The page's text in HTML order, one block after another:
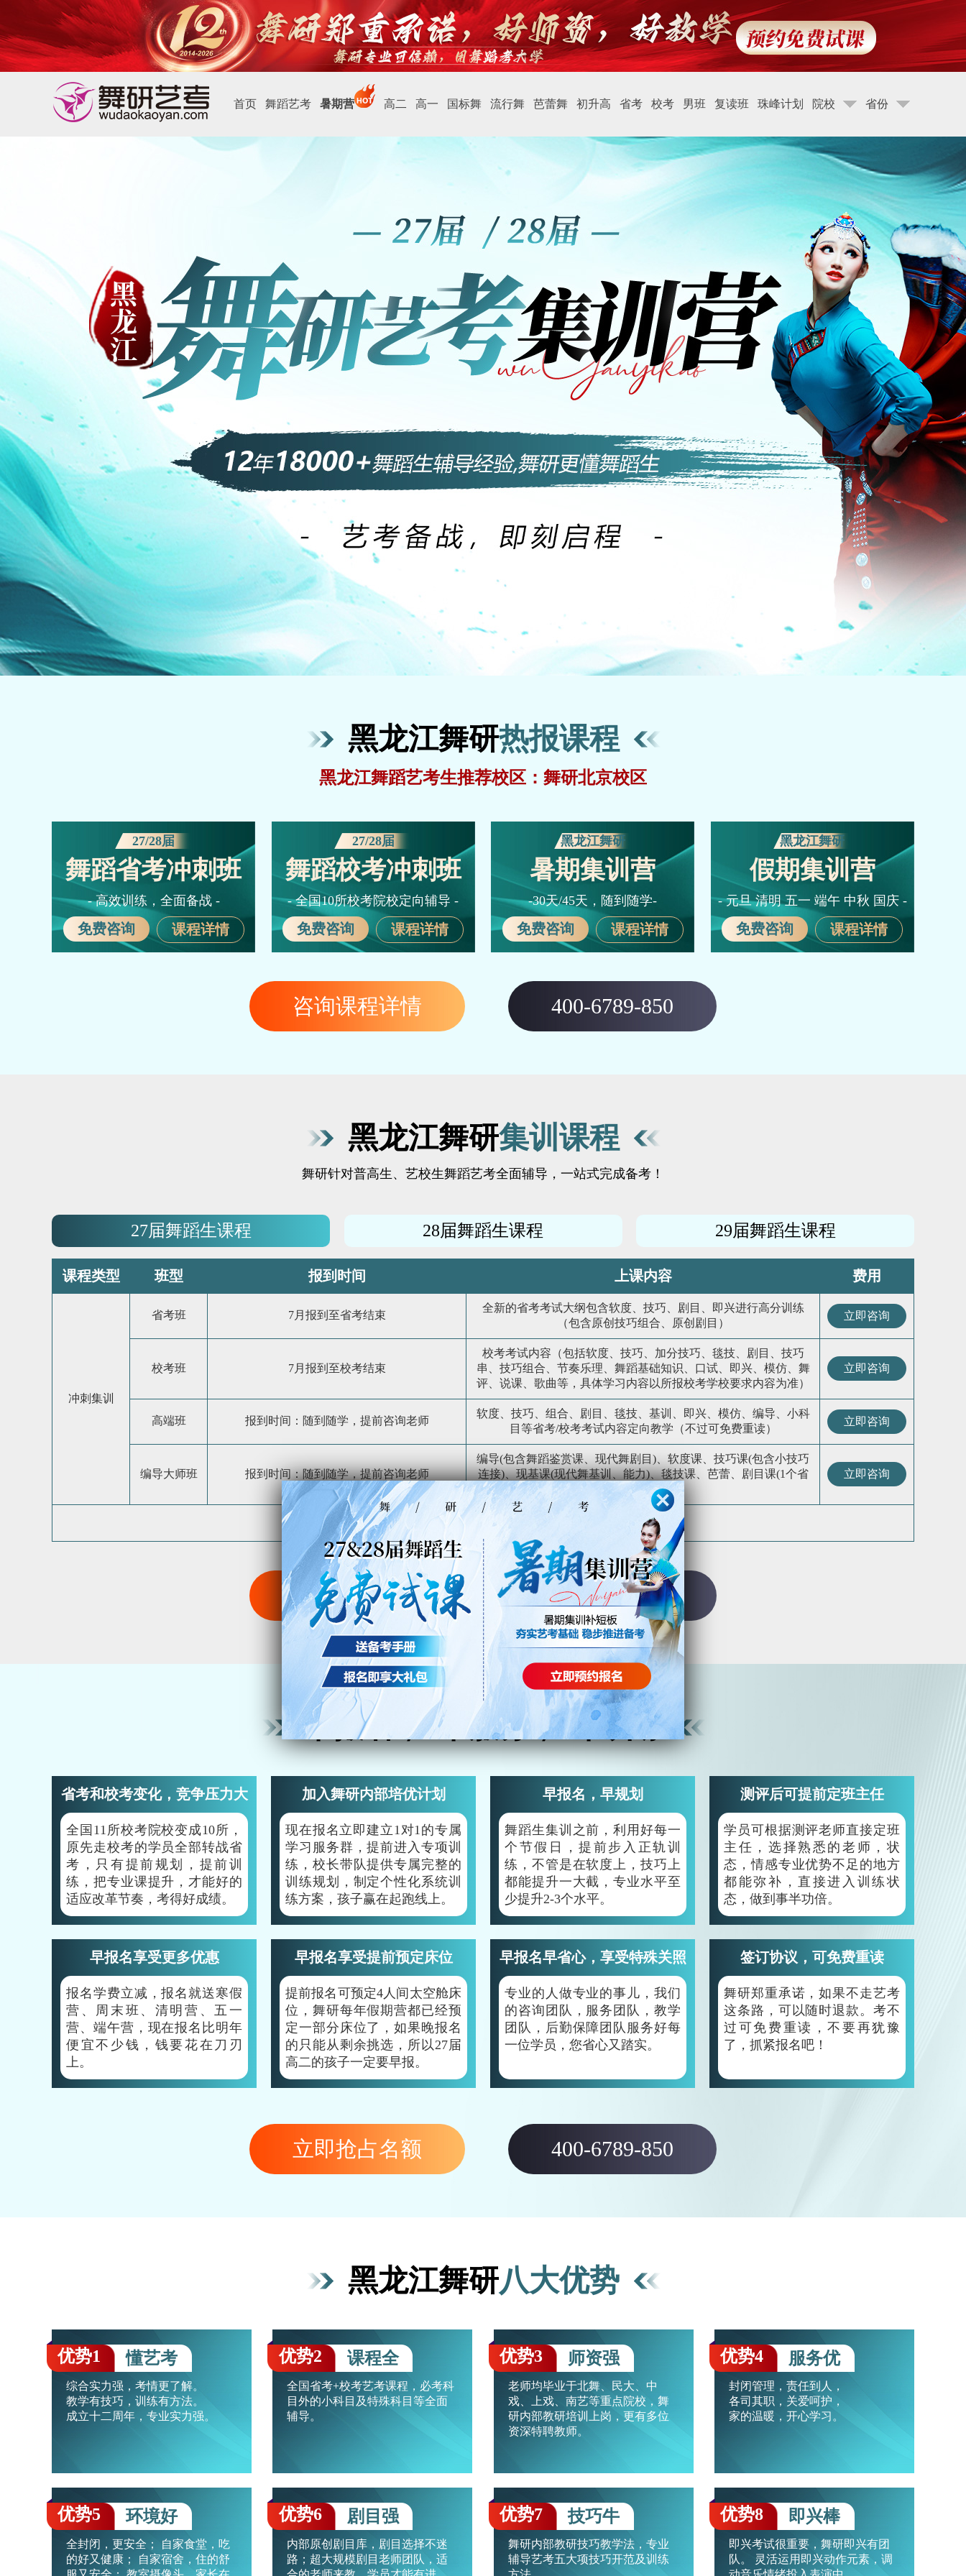
首页 舞蹈艺考 暑期营 高二 高一 国标舞 流行舞 芭蕾舞 初升高 省考 校考 男班 复读班 珠峰计划 院校 省份
黑龙江舞研热报课程
黑龙江舞蹈艺考生推荐校区：舞研北京校区
27/28届
舞蹈省考冲刺班
- 高效训练，全面备战 -
免费咨询 课程详情
27/28届
舞蹈校考冲刺班
- 全国10所校考院校定向辅导 -
免费咨询 课程详情
黑龙江舞研
暑期集训营
-30天/45天，随到随学-
免费咨询 课程详情
黑龙江舞研
假期集训营
- 元旦 清明 五一 端午 中秋 国庆 -
免费咨询 课程详情
咨询课程详情 400-6789-850
黑龙江舞研集训课程
舞研针对普高生、艺校生舞蹈艺考全面辅导，一站式完成备考！
27届舞蹈生课程 28届舞蹈生课程 29届舞蹈生课程
课程类型 班型 报到时间 上课内容 费用
冲刺集训
省考班 7月报到至省考结束
全新的省考考试大纲包含软度、技巧、剧目、即兴进行高分训练
（包含原创技巧组合、原创剧目）
立即咨询
校考班 7月报到至校考结束
校考考试内容（包括软度、技巧、加分技巧、毯技、剧目、技巧
串、技巧组合、节奏乐理、舞蹈基础知识、口试、即兴、模仿、舞
评、说课、歌曲等，具体学习内容以所报校考学校要求内容为准）
立即咨询
高端班 报到时间：随到随学，提前咨询老师
软度、技巧、组合、剧目、毯技、基训、即兴、模仿、编导、小科
目等省考/校考考试内容定向教学（不过可免费重读）
立即咨询
编导大师班 报到时间：随到随学，提前咨询老师
编导(包含舞蹈鉴赏课、现代舞剧目)、软度课、技巧课(包含小技巧
连接)、现基课(现代舞基训、能力)、毯技课、芭蕾、剧目课(1个省
考剧目)
立即咨询
舞研创始人薛老师郑重承诺：助力孩子实现舞蹈梦
报名试课体验 400-6789-850
早报名， 早服务， 早训练
省考和校考变化，竞争压力大
全国11所校考院校变成10所，
原先走校考的学员全部转战省
考，只有提前规划，提前训
练，把专业课提升，才能好的
适应改革节奏，考得好成绩。
加入舞研内部培优计划
现在报名立即建立1对1的专属
学习服务群，提前进入专项训
练，校长带队提供专属完整的
训练规划，制定个性化系统训
练方案，孩子赢在起跑线上。
早报名，早规划
舞蹈生集训之前，利用好每一
个节假日，提前步入正轨训
练，不管是在软度上，技巧上
都能提升一大截，专业水平至
少提升2-3个水平。
测评后可提前定班主任
学员可根据测评老师直接定班
主任，选择熟悉的老师，状
态，情感专业优势不足的地方
都能弥补，直接进入训练状
态，做到事半功倍。
早报名享受更多优惠
报名学费立减，报名就送寒假
营、周末班、清明营、五一
营、端午营，现在报名比明年
便宜不少钱，钱要花在刀刃
上。
早报名享受提前预定床位
提前报名可预定4人间太空舱床
位，舞研每年假期营都已经预
定一部分床位了，如果晚报名
的只能从剩余挑选，所以27届
高二的孩子一定要早报。
早报名早省心，享受特殊关照
专业的人做专业的事儿，我们
的咨询团队，服务团队，教学
团队，后勤保障团队服务好每
一位学员，您省心又踏实。
签订协议，可免费重读
舞研郑重承诺，如果不走艺考
这条路，可以随时退款。考不
过可免费重读，不要再犹豫
了，抓紧报名吧！
立即抢占名额 400-6789-850
黑龙江舞研八大优势
优势1 懂艺考
综合实力强，考情更了解。
教学有技巧，训练有方法。
成立十二周年，专业实力强。
优势2 课程全
全国省考+校考艺考课程，必考科
目外的小科目及特殊科目等全面
辅导。
优势3 师资强
老师均毕业于北舞、民大、中
戏、上戏、南艺等重点院校，舞
研内部教研培训上岗，更有多位
资深特聘教师。
优势4 服务优
封闭管理，责任到人，
各司其职，关爱呵护，
家的温暖，开心学习。
优势5 环境好
全封闭，更安全； 自家食堂，吃
的好又健康； 自家宿舍，住的舒
优势6 剧目强
内部原创剧目库，剧目选择不迷
路；超大规模剧目老师团队，适
优势7 技巧牛
舞研内部教研技巧教学法，专业
辅导艺考五大项技巧开范及训练
优势8 即兴棒
即兴考试很重要，舞研即兴有团
队。 灵活运用即兴动作元素，调